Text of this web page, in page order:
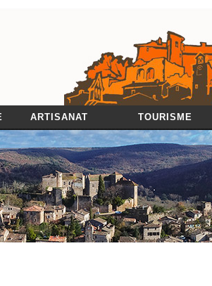
ARTISANAT TOURISME